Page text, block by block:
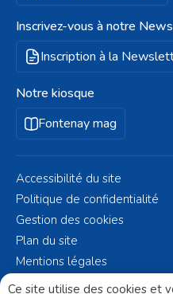
Inscrivez-vous à notre
Inscription à la
Notre kiosque
Fontenay mag
Mentions légales
Accessibilité du site
Politique de confidentialité
Gestion des cookies
Plan du site
© Fontenay-aux-Roses
Ce site utilise des cookies et